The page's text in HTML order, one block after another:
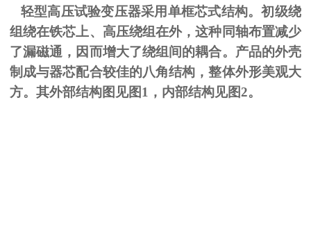
轻型高压试验变压器采用单框芯式结构。初级绕
组绕在铁芯上、高压绕组在外，这种同轴布置减少
了漏磁通，因而增大了绕组间的耦合。产品的外壳
制成与器芯配合较佳的八角结构，整体外形美观大
方。其外部结构图见图1 ，内部结构见图2。